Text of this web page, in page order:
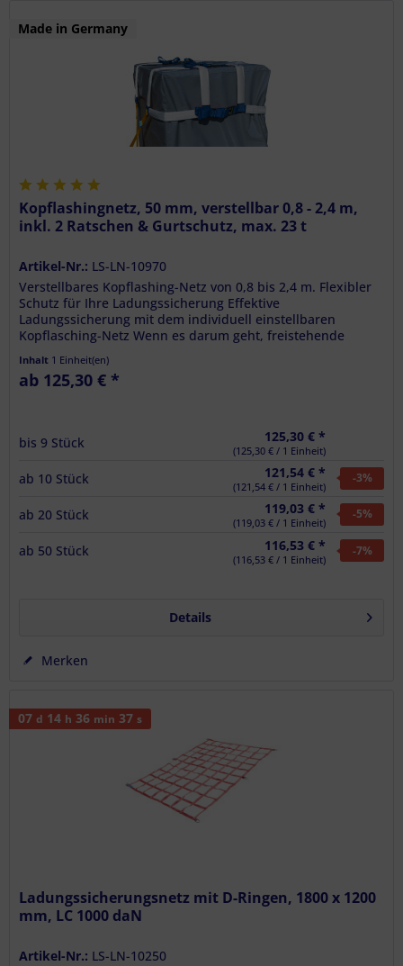
Made in Germany
Kopflashingnetz, 50 mm, verstellbar 0,8 - 2,4 m,
inkl. 2 Ratschen & Gurtschutz, max. 23 t
Artikel-Nr.: LS-LN-10970
Verstellbares Kopflashing-Netz von 0,8 bis 2,4 m. Flexibler
Schutz für Ihre Ladungssicherung Effektive
Ladungssicherung mit dem individuell einstellbaren
Kopflasching-Netz Wenn es darum geht, freistehende
Inhalt 1 Einheit(en)
ab 125,30 € *
bis 9 Stück 125,30 € *
(125,30 € / 1 Einheit)
ab 10 Stück 121,54 € *
(121,54 € / 1 Einheit)
-3%
ab 20 Stück 119,03 € *
(119,03 € / 1 Einheit)
-5%
ab 50 Stück 116,53 € *
(116,53 € / 1 Einheit)
-7%
Details
Merken
07 d 14 h 36 min 36 s
Ladungssicherungsnetz mit D-Ringen, 1800 x 1200
mm, LC 1000 daN
Artikel-Nr.: LS-LN-10250